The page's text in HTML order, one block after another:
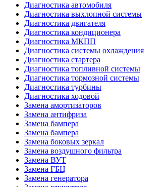
Диагностика автомобиля
Диагностика выхлопной системы
Диагностика двигателя
Диагностика кондиционера
Диагностика МКПП
Диагностика системы охлаждения
Диагностика стартера
Диагностика топливной системы
Диагностика тормозной системы
Диагностика турбины
Диагностика ходовой
Замена амортизаторов
Замена антифриза
Замена бампера
Замена бампера
Замена боковых зеркал
Замена воздушного фильтра
Замена ВУТ
Замена ГБЦ
Замена генератора